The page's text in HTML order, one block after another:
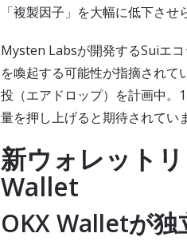
「複製因子」を大幅に低下させ
Mysten Labsが開発するSuiエ
を喚起する可能性が指摘され
投（エアドロップ）を計画中。
量を押し上げると期待されてい
新ウォレット
Wallet
OKX Walletが